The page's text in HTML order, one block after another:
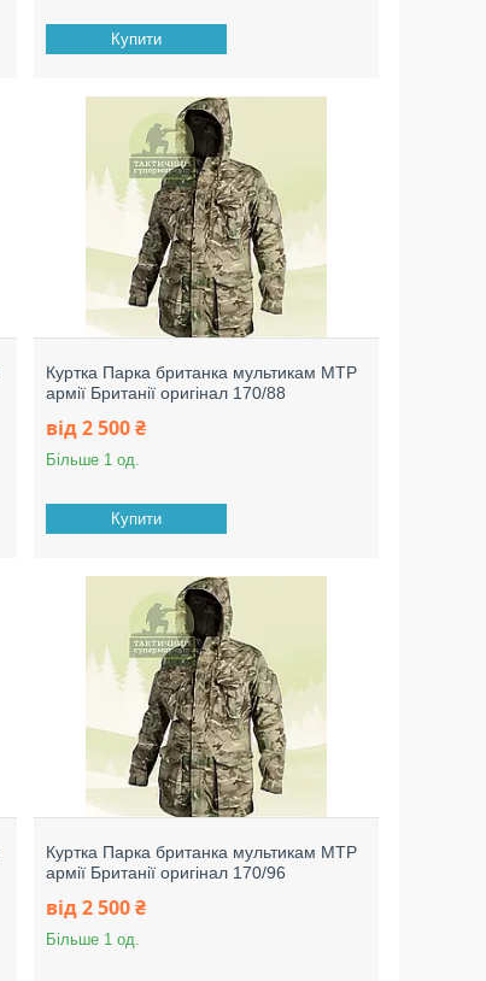
Купити
Куртка Парка британка мультикам МТР
армії Британії оригінал 170/88
від 2 500 ₴
Більше 1 од.
Купити
Куртка Парка британка мультикам МТР
армії Британії оригінал 170/96
від 2 500 ₴
Більше 1 од.